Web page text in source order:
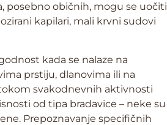
posebno običnih, mogu se uočiti
kapilari, mali krvni sudovi
kada se nalaze na
prstiju, dlanovima ili na
svakodnevnih aktivnosti
od tipa bradavice – neke su
Prepoznavanje specifičnih